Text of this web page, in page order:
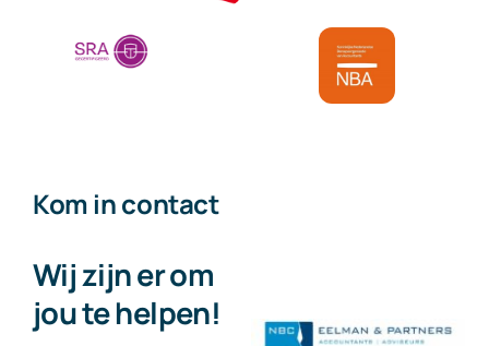
Kom in contact
Wij zijn er om
jou te helpen!